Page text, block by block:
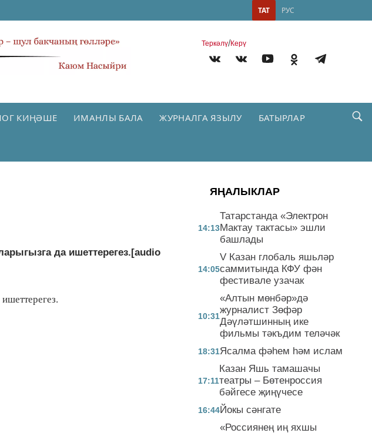
РУС
ТАТ
Теркəлү/Керү
КИҢӘШЕ ИМАНЛЫ БАЛА ЖУРНАЛГА ЯЗЫЛУ БАТЫРЛАР
да ишеттерегез.[audio
ЯҢАЛЫКЛАР
14:13
Татарстанда «Электрон
Мактау тактасы» эшли
башлады
14:05
V Казан глобаль яшьләр
саммитында КФУ фән
фестивале узачак
10:31
«Алтын мөнбәр»дә
журналист Зөфәр
Дәүләтшинның ике
фильмы тәкъдим теләчәк
18:31Ясалма фәһем һәм ислам
17:11
Казан Яшь тамашачы
театры – Бөтенроссия
бәйгесе җиңүчесе
16:44Йокы сәнгате
«Россиянең иң яхшы